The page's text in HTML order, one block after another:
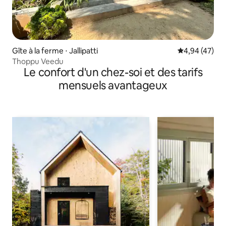
Gîte à la ferme ⋅ Jallipatti Évaluation
4,94 (47)
Thoppu Veedu
Le confort d'un chez-soi et des tarifs
mensuels avantageux